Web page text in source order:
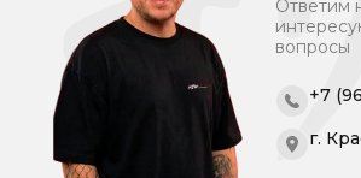
Ответим
вопросы
+7
г.